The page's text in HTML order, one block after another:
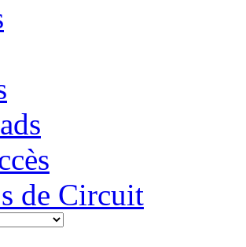
de Circuit